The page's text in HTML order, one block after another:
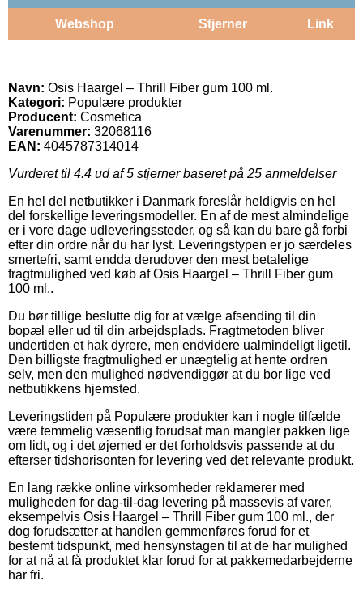
Webshop Stjerner Link
Navn: Osis Haargel – Thrill Fiber gum 100 ml.
Kategori: Populære produkter
Producent: Cosmetica
Varenummer: 32068116
EAN: 4045787314014
Vurderet til 4.4 ud af 5 stjerner baseret på 25 anmeldelser
En hel del netbutikker i Danmark foreslår heldigvis en hel
del forskellige leveringsmodeller. En af de mest almindelige
er i vore dage udleveringssteder, og så kan du bare gå forbi
efter din ordre når du har lyst. Leveringstypen er jo særdeles
smertefri, samt endda derudover den mest betalelige
fragtmulighed ved køb af Osis Haargel – Thrill Fiber gum
100 ml..
Du bør tillige beslutte dig for at vælge afsending til din
bopæl eller ud til din arbejdsplads. Fragtmetoden bliver
undertiden et hak dyrere, men endvidere ualmindeligt ligetil.
Den billigste fragtmulighed er unægtelig at hente ordren
selv, men den mulighed nødvendiggør at du bor lige ved
netbutikkens hjemsted.
Leveringstiden på Populære produkter kan i nogle tilfælde
være temmelig væsentlig forudsat man mangler pakken lige
om lidt, og i det øjemed er det forholdsvis passende at du
efterser tidshorisonten for levering ved det relevante produkt.
En lang række online virksomheder reklamerer med
muligheden for dag-til-dag levering på massevis af varer,
eksempelvis Osis Haargel – Thrill Fiber gum 100 ml., der
dog forudsætter at handlen gemmenføres forud for et
bestemt tidspunkt, med hensynstagen til at de har mulighed
for at nå at få produktet klar forud for at pakkemedarbejderne
har fri.